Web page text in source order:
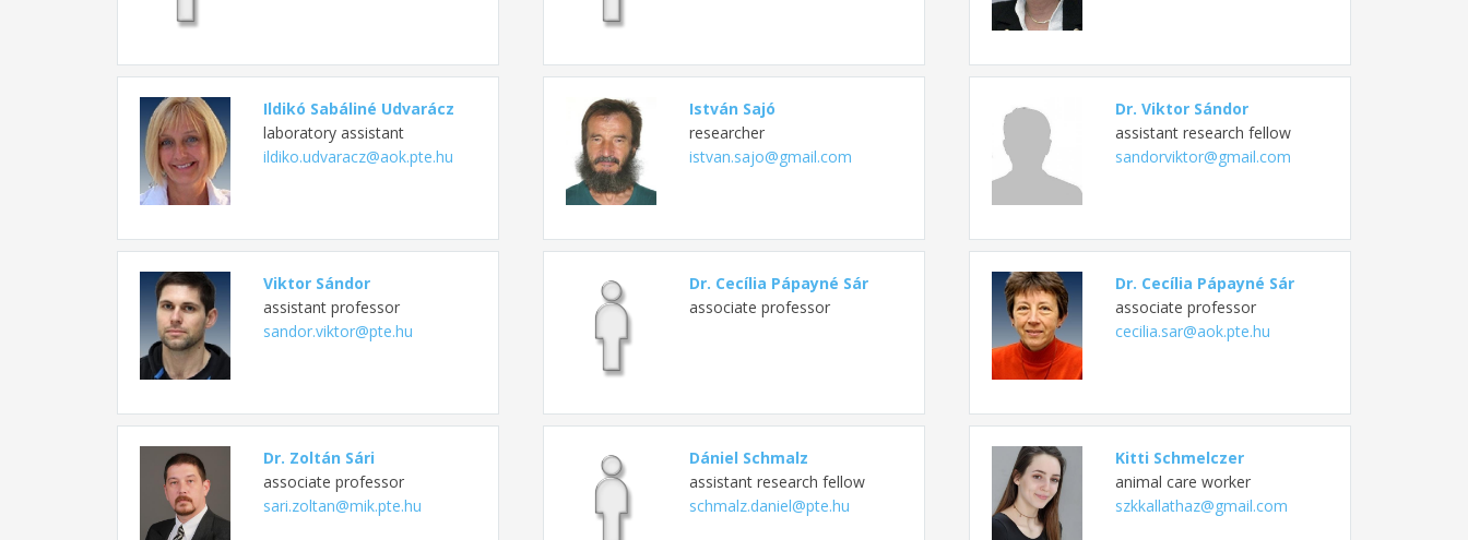
Ildikó Sabáliné Udvarácz
laboratory assistant
ildiko.udvaracz@aok.pte.hu
István Sajó
researcher
istvan.sajo@gmail.com
Dr. Viktor Sándor
assistant research fellow
sandorviktor@gmail.com
Viktor Sándor
assistant professor
sandor.viktor@pte.hu
Dr. Cecília Pápayné Sár
associate professor
Dr. Cecília Pápayné Sár
associate professor
cecilia.sar@aok.pte.hu
Dr. Zoltán Sári
associate professor
sari.zoltan@mik.pte.hu
Dániel Schmalz
assistant research fellow
schmalz.daniel@pte.hu
Kitti Schmelczer
animal care worker
szkkallathaz@gmail.com